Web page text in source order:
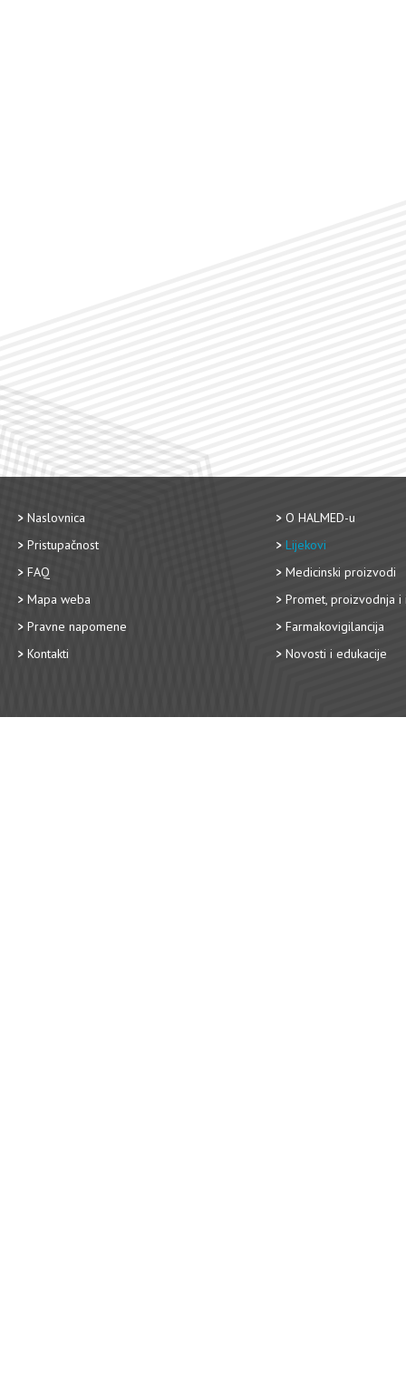
Naslovnica
Pristupačnost
FAQ
Mapa weba
Pravne napomene
Kontakti
O HALMED-u
Lijekovi
Medicinski proizvodi
Promet, proizvodnja i
Farmakovigilancija
Novosti i edukacije